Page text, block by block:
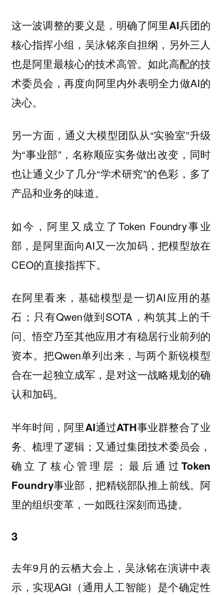
这一波调整的要义是， 明确了阿里AI兵团的
核心指挥小组， 吴泳铭亲自担纲，另外三人
也是阿里最核心的技术高管。如此高配的技
术委员会，再度向阿里内外表明全力做AI的
决心。
另一方面，通义大模型团队从“实验室”升级
为“事业部”，名称顺应实务做出改变，同时
也让通义少了几分“学术研究”的色彩，多了
产品和业务的味道。
如今，阿里又成立了Token Foundry事业
部，是阿里面向AI又一次加码，把模型放在
CEO的直接指挥下。
在阿里看来，基础模型是一切AI应用的基
石；只有Qwen做到SOTA，构筑其上的千
问、悟空乃至其他应用才有稳居行业前列的
资本。把Qwen单列出来，与两个新锐模型
合在一起独立成军，是对这一战略规划的确
认和加码。
半年时间 ，阿里AI通过ATH事业群整合了业
务、梳理了逻辑；又通过集团技术委员会，
确立了核心管理层；最后通过Token
Foundry事业部，把精锐部队推上前线。 阿
里的组织变革，一如既往深刻而迅捷。
3
去年9月的云栖大会上，吴泳铭在演讲中表
示，实现AGI（通用人工智能）是个确定性